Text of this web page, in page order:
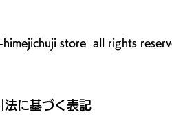
store all rights
法に基づく表記